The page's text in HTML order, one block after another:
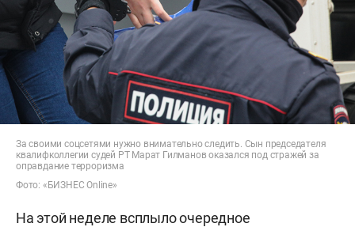
За своими соцсетями нужно внимательно следить. Сын председателя
квалифколлегии судей РТ Марат Гилманов оказался под стражей за
оправдание терроризма
Фото: «БИЗНЕС Online»
На этой неделе всплыло очередное